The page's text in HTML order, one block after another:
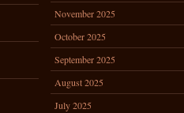
November 2025
October 2025
September 2025
August 2025
July 2025